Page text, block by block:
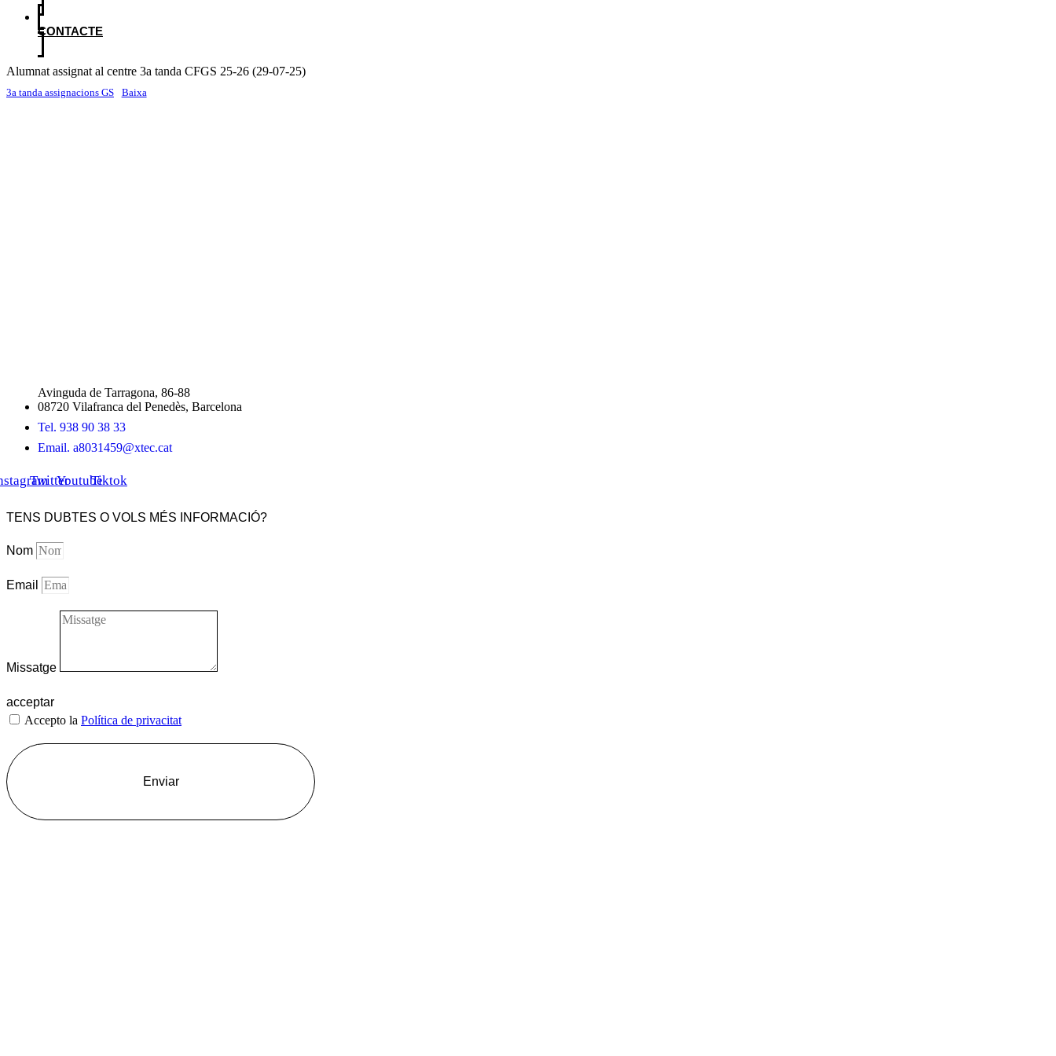
CONTACTE
Alumnat assignat al centre 3a tanda CFGS 25-26 (29-07-25)
3a tanda assignacions GS Baixa
Avinguda de Tarragona, 86-88
08720 Vilafranca del Penedès, Barcelona
Tel. 938 90 38 33
Email. a8031459@xtec.cat
TwitterYoutubeTiktok
TENS DUBTES O VOLS MÉS INFORMACIÓ?
Nom
Email
Missatge
acceptar
Accepto la Política de privacitat
Enviar